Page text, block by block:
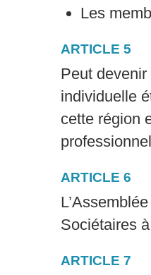
Les
ARTICLE 5
Peut
individuelle
cette région
ARTICLE 6
Sociétaires
ARTICLE 7